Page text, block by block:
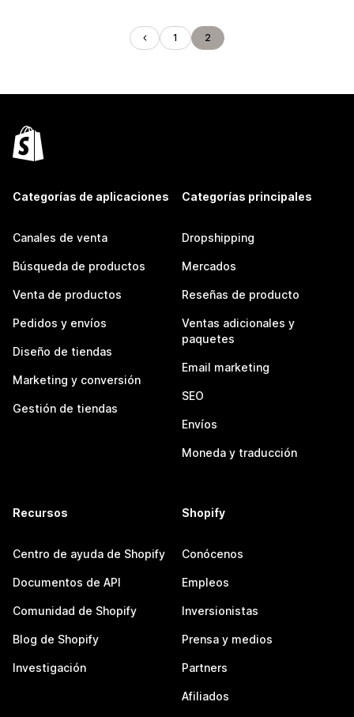
1 2
Categorías de aplicaciones
Canales de venta
Búsqueda de productos
Venta de productos
Pedidos y envíos
Diseño de tiendas
Marketing y conversión
Gestión de tiendas
Categorías principales
Dropshipping
Mercados
Reseñas de producto
Ventas adicionales y
paquetes
Email marketing
SEO
Envíos
Moneda y traducción
Recursos
Centro de ayuda de Shopify
Documentos de API
Comunidad de Shopify
Blog de Shopify
Investigación
Shopify
Conócenos
Empleos
Inversionistas
Prensa y medios
Partners
Afiliados